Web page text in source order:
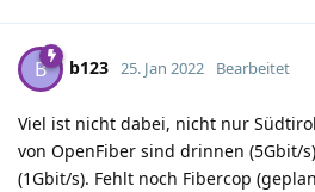
B b123 25. Jan 2022 Bearbeitet
Viel ist nicht dabei, nicht nur
von OpenFiber sind drinnen (5Gbit/
(1Gbit/s). Fehlt noch Fibercop